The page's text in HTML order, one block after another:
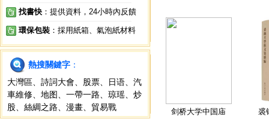
找書快 ：提供資料，24小時內反饋
環保包裝 ：採用紙箱、氣泡紙材料
熱搜關鍵字 ：
大灣區
詩詞大會 股票 日语
汽
車維修
地图 一帶一路 琼瑶
炒
股
絲綢之路 漫畫 貿易戰 剑桥大学中国庙 裘